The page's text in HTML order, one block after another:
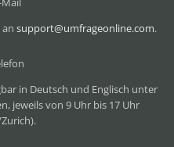
support@umfrageonline.com.
in Deutsch und Englisch unter
jeweils von 9 Uhr bis 17 Uhr